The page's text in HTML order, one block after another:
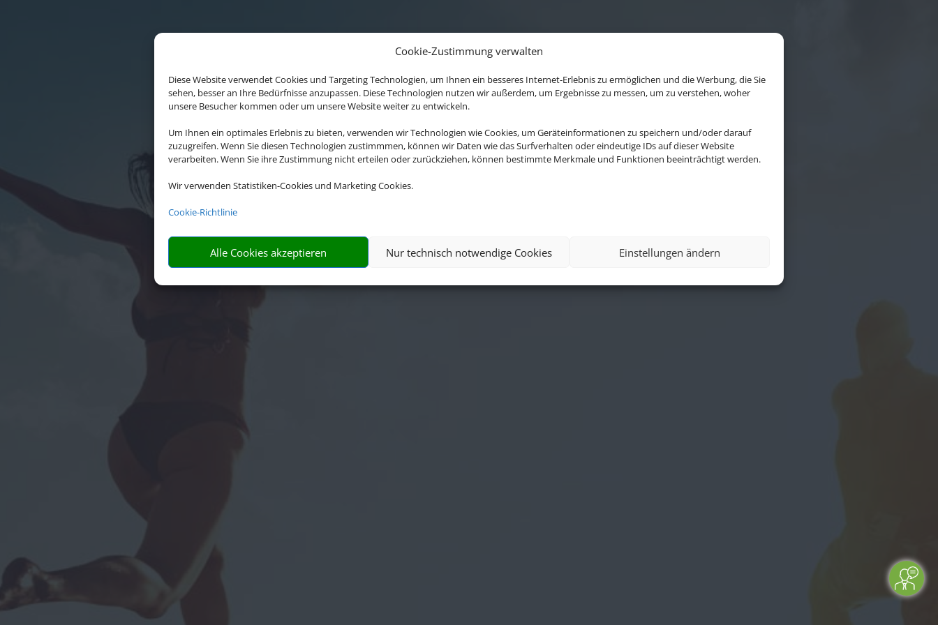
Cookie-Zustimmung verwalten
Diese Website verwendet Cookies und Targeting Technologien, um Ihnen ein besseres Internet-Erlebnis zu ermöglichen und die Werbung, die Sie
sehen, besser an Ihre Bedürfnisse anzupassen. Diese Technologien nutzen wir außerdem, um Ergebnisse zu messen, um zu verstehen, woher
unsere Besucher kommen oder um unsere Website weiter zu entwickeln.
Um Ihnen ein optimales Erlebnis zu bieten, verwenden wir Technologien wie Cookies, um Geräteinformationen zu speichern und/oder darauf
zuzugreifen. Wenn Sie diesen Technologien zustimmmen, können wir Daten wie das Surfverhalten oder eindeutige IDs auf dieser Website
verarbeiten. Wenn Sie ihre Zustimmung nicht erteilen oder zurückziehen, können bestimmte Merkmale und Funktionen beeinträchtigt werden.
Wir verwenden Statistiken-Cookies und Marketing Cookies.
Cookie-Richtlinie
Alle Cookies akzeptieren Nur technisch notwendige Cookies Einstellungen ändern
Die Abwicklung der Buchung übernimmt Schmetterling